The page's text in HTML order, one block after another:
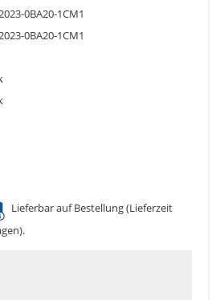
0BA20-1CM1
0BA20-1CM1
Lieferbar auf Bestellung (Lieferzeit